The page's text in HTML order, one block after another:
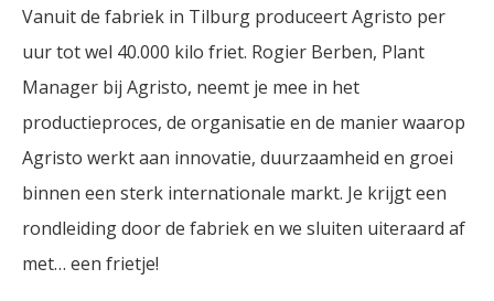
Vanuit de fabriek in Tilburg produceert Agristo per
uur tot wel 40.000 kilo friet. Rogier Berben, Plant
Manager bij Agristo, neemt je mee in het
productieproces, de organisatie en de manier waarop
Agristo werkt aan innovatie, duurzaamheid en groei
binnen een sterk internationale markt. Je krijgt een
rondleiding door de fabriek en we sluiten uiteraard af
met… een frietje!